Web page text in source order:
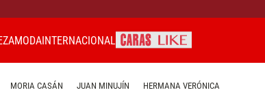
MODAINTERNACIONAL
MORIA CASÁN JUAN MINUJÍN HERMANA VERÓNICA